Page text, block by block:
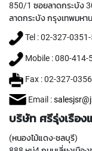
C
A
B
D
E
A
S
850/1 ซอยลาดกระบัง
ลาดกระบัง กรุงเทพมหา
Tel : 02-327-
Mobile : 080-414-
Fax : 02-327-
Email :
บริษัท ศรีรุ่งเรือ
(หนองไม้แดง-ชลบุรี)